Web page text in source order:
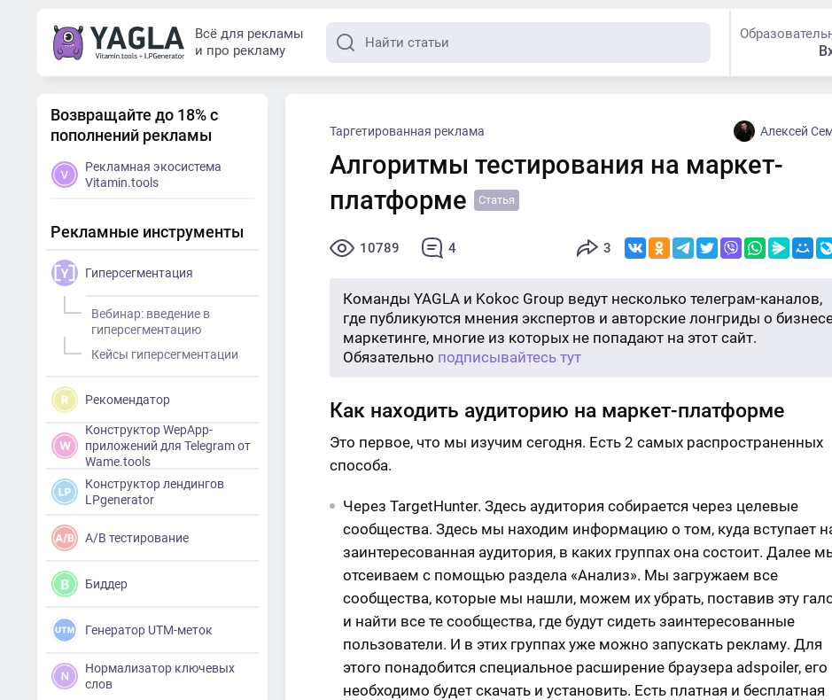
Всё для рекламы
и про рекламу
Таргетированная реклама Алексей
Алгоритмы тестирования на маркет-
платформе
Статья
10789 4 3
Команды YAGLA и Kokoc Group ведут несколько телеграм-каналов,
где публикуются мнения экспертов и авторские лонгриды о
маркетинге, многие из которых не попадают на этот сайт.
Обязательно подписывайтесь тут
Как находить аудиторию на маркет-платформе
Это первое, что мы изучим сегодня. Есть 2 самых распространенных
способа.
Через TargetHunter. Здесь аудитория собирается через целевые
сообщества. Здесь мы находим информацию о том, куда вступает
заинтересованная аудитория, в каких группах она состоит. Далее
отсеиваем с помощью раздела «Анализ». Мы загружаем все
сообщества, которые мы нашли, можем их убрать, поставив эту
и найти все те сообщества, где будут сидеть заинтересованные
пользователи. И в этих группах уже можно запускать рекламу. Для
этого понадобится специальное расширение браузера adspoiler, его
необходимо будет скачать и установить. Есть платная и бесплатная
Возвращайте до 18% с
пополнений рекламы
Рекламная экосистема
Vitamin.tools
Рекламные инструменты
Гиперсегментация
Вебинар: введение в
гиперсегментацию
Кейсы гиперсегментации
Рекомендатор
Конструктор WepApp-
приложений для Telegram от
Wame.tools
Конструктор лендингов
LPgenerator
A/B тестирование
Биддер
Генератор UTM-меток
Нормализатор ключевых
слов